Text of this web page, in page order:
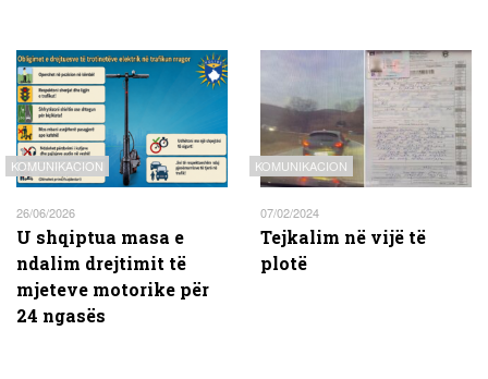
KOMUNIKACION
26/06/2026
U shqiptua masa e
ndalim drejtimit të
mjeteve motorike për
24 ngasës
KOMUNIKACION
07/02/2024
Tejkalim në vijë të
plotë